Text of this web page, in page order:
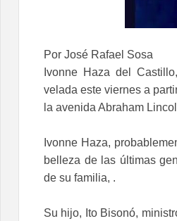
Por José Rafael Sosa
Ivonne Haza del
velada este viernes a
la avenida Abraham
Ivonne Haza,
belleza de las últimas
de su familia, .
Su hijo, Ito Bisonó,